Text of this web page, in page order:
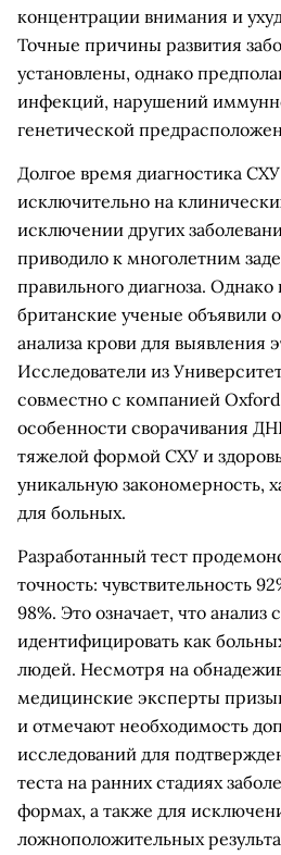
концентрации внимания и
Точные причины развития
установлены, однако
инфекций, нарушений
генетической
Долгое время диагностика
исключительно на
исключении других
приводило к многолетним
правильного диагноза. Однако
британские ученые объявили
анализа крови для выявления
Исследователи из
совместно с компанией
особенности сворачивания
тяжелой формой СХУ и
уникальную закономерность,
для больных.
Разработанный тест
точность: чувствительность
98%. Это означает, что анализ
идентифицировать как
людей. Несмотря на
медицинские эксперты
и отмечают необходимость
исследований для
теста на ранних стадиях
формах, а также для
ложноположительных